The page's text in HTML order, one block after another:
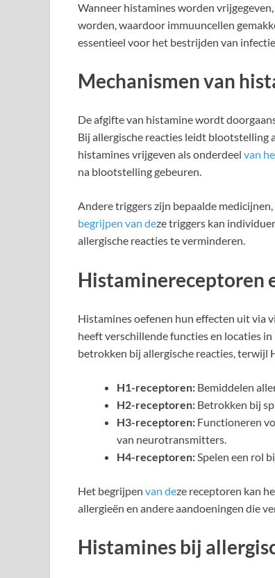
Wanneer histamines worden
worden, waardoor immuuncellen
essentieel voor het bestrijden van
Mechanismen van
De afgifte van histamine wordt
Bij allergische reacties leidt blootstelling
histamines vrijgeven als onderdeel van
na blootstelling gebeuren.
Andere triggers zijn bepaalde
begrijpen van deze triggers kan
allergische reacties te verminderen.
Histaminereceptoren
Histamines oefenen hun effecten uit via
heeft verschillende functies en locaties
betrokken bij allergische reacties, terwijl
H1-receptoren: Bemiddelen
H2-receptoren: Betrokken bij
H3-receptoren: Functioneren
van neurotransmitters.
H4-receptoren: Spelen een rol
Het begrijpen van deze receptoren kan
allergieën en andere aandoeningen die
Histamines bij